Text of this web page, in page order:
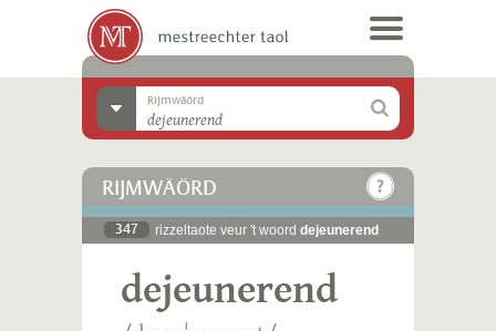
Rijmwäörd
RIJMWÄÖRD
347 rizzeltaote veur 't woord dejeunerend
dejeunerend